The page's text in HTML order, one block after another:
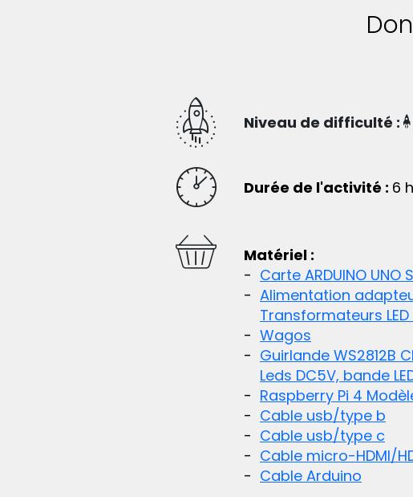
Niveau de difficulté :
Durée de l'activité : 6
Matériel :
Carte ARDUINO UNO
Alimentation
Transformateurs LED
Wagos
Guirlande WS2812B
Leds DC5V, bande
Raspberry Pi 4
Cable usb/type b
Cable usb/type c
Cable micro-HDMI/
Cable Arduino